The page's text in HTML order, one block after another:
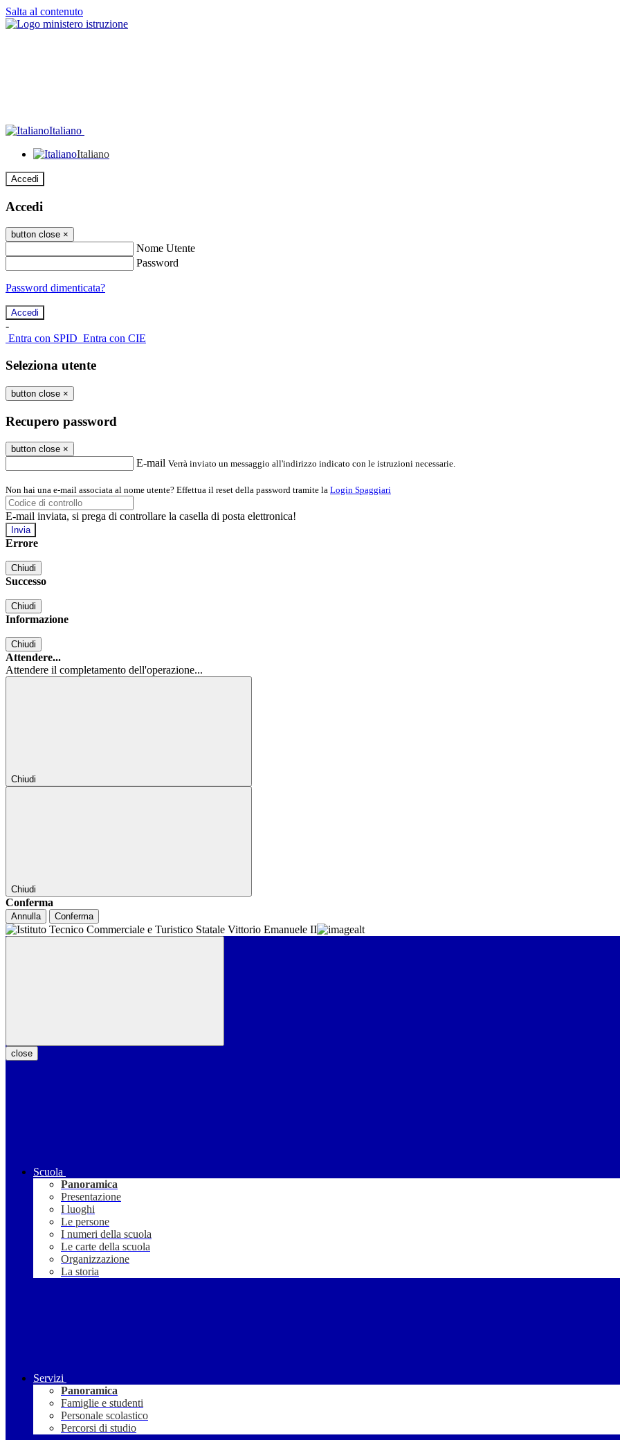
Salta al contenuto
Italiano
Italiano
Accedi
Accedi
button close ×
Nome Utente
Password
Password dimenticata?
-
Entra con SPID Entra con CIE
Seleziona utente
button close ×
Recupero password
button close ×
E-mail Verrà inviato un messaggio all'indirizzo indicato con le istruzioni necessarie.
Non hai una e-mail associata al nome utente? Effettua il reset della password tramite la Login Spaggiari
E-mail inviata, si prega di controllare la casella di posta elettronica!
Errore
Chiudi
Successo
Chiudi
Informazione
Chiudi
Attendere...
Attendere il completamento dell'operazione...
Chiudi
Chiudi
Conferma
Annulla Conferma
close
Scuola
Panoramica
Presentazione
I luoghi
Le persone
I numeri della scuola
Le carte della scuola
Organizzazione
La storia
Servizi
Panoramica
Famiglie e studenti
Personale scolastico
Percorsi di studio